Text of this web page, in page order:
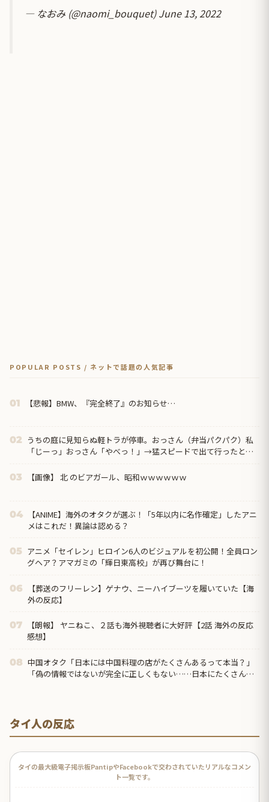
— なおみ (@naomi_bouquet)June 13, 2022
POPULAR POSTS / ネットで話題の人気記事
01 【悲報】BMW、『完全終了』のお知らせ…
02
うちの庭に見知らぬ軽トラが停車。おっさん（弁当パクパク）私
「じーっ」おっさん「やべっ！」→猛スピードで出て行ったと思
03 【画像】 北 のビアガール、昭和ｗｗｗｗｗｗ
04
【ANIME】海外のオタクが選ぶ！「5年以内に名作確定」したアニ
メはこれだ！異論は認める？
05 アニメ「セイレン」ヒロイン6人のビジュアルを初公開！全員ロン
グヘア？アマガミの「輝日東高校」が再び舞台に！
06
【葬送のフリーレン】ゲナウ、ニーハイブーツを履いていた【海
外の反応】
07
【朗報】 ヤニねこ、２話も海外視聴者に大好評【2話 海外の反応
感想】
08 中国オタク「日本には中国料理の店がたくさんあるって本当？」
「偽の情報ではないが完全に正しくもない……日本にたくさんあ
タイ人の反応
タイの最大級電子掲示板PantipやFacebookで交わされていたリアルなコメン
ト一覧です。